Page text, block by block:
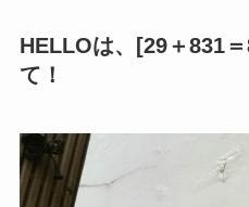
HELLOは、[29＋831
て！